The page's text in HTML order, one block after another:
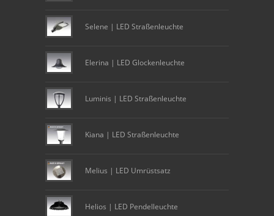
Selene | LED Straßenleuchte
Elerina | LED Glockenleuchte
Luminis | LED Straßenleuchte
Kiana | LED Straßenleuchte
Melius | LED Umrüstsatz
Helios | LED Pendelleuchte